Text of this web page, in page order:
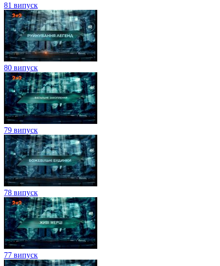
81 випуск
80 випуск
79 випуск
78 випуск
77 випуск